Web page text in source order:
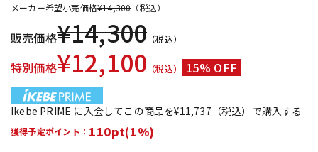
メーカー希望小売価格¥14,300 （税込）
販売価格¥14,300 （税込）
特別価格¥12,100 （税込） 15% OFF
Ikebe PRIME に入会してこの商品を¥11,737（税込）で購入する
獲得予定ポイント： 110pt(1%)